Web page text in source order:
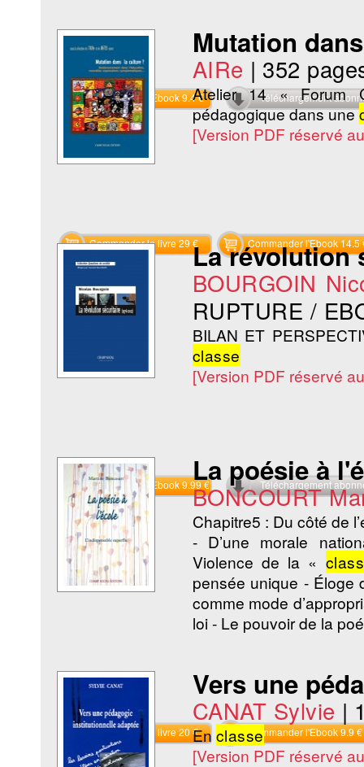
Commander l'Ebook 9.4 € Téléchargement
Mutation
AIRe | 352
Atelier 14 « Forum
pédagogique dans une
[Version PDF réservé
Commander le livre 29 € Commander l'Ebook 14.5
La révolution
BOURGOIN
RUPTURE /
BILAN ET
classe
[Version PDF réservé
Commander l'Ebook 9.99 € Téléchargement
La poésie à
BONCOURT
Chapitre5 : Du côté de
- D’une morale
Violence de la «
pensée unique - Éloge
comme mode
loi - Le pouvoir de la
Commander le livre 20 € Commander l'Ebook 9.9 €
Vers une
CANAT Sylvie |
En classe
[Version PDF réservé